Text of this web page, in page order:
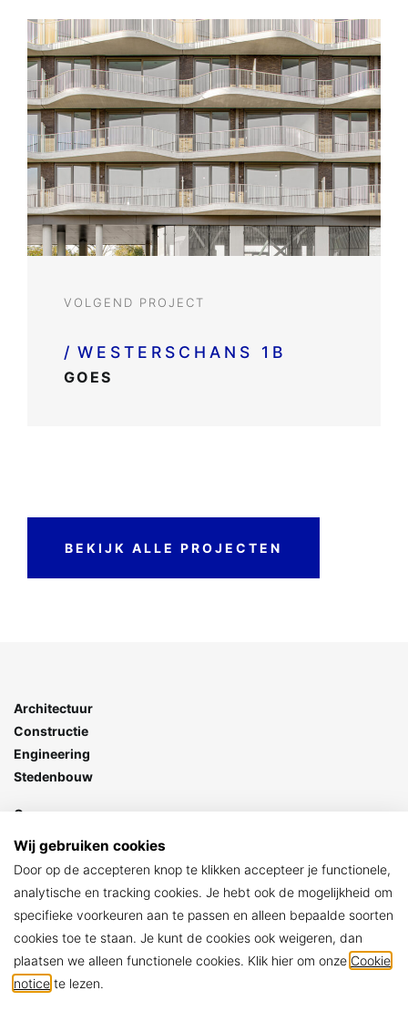
VOLGEND PROJECT
/ WESTERSCHANS 1B
GOES
BEKIJK ALLE PROJECTEN
Architectuur
Constructie
Engineering
Stedenbouw
Goes
Stationspark 7
4462 DZ Goes
> Contact
ARCHIKON
Algemene voorwaarden
Privacy policy
Wij gebruiken cookies
Door op de accepteren knop te klikken accepteer je functionele,
analytische en tracking cookies. Je hebt ook de mogelijkheid om
specifieke voorkeuren aan te passen en alleen bepaalde soorten
cookies toe te staan. Je kunt de cookies ook weigeren, dan
plaatsen we alleen functionele cookies. Klik hier om onze Cookie
notice te lezen.